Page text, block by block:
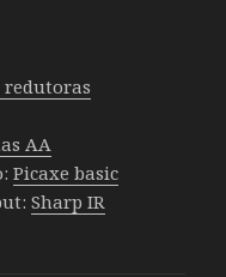
redutoras
AA
Picaxe basic
Sharp IR